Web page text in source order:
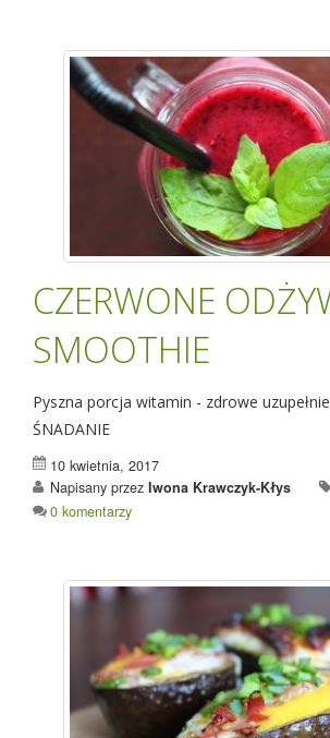
CZERWONE
SMOOTHIE
Pyszna porcja witamin - zdrowe
ŚNADANIE
10 kwietnia, 2017
Napisany przez Iwona Krawczyk-Kłys
0 komentarzy